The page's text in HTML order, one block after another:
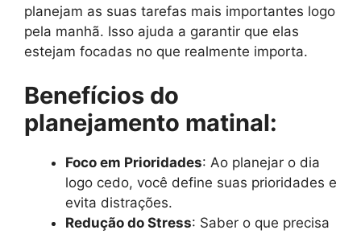
planejam as suas tarefas mais importantes logo
pela manhã. Isso ajuda a garantir que elas
estejam focadas no que realmente importa.
Benefícios do
planejamento matinal:
Foco em Prioridades: Ao planejar o dia
logo cedo, você define suas prioridades e
evita distrações.
Redução do Stress: Saber o que precisa